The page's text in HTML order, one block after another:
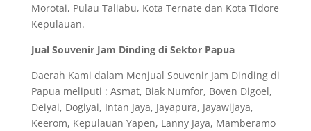
Morotai, Pulau Taliabu, Kota Ternate dan Kota Tidore
Kepulauan.
Jual Souvenir Jam Dinding di Sektor Papua
Daerah Kami dalam Menjual Souvenir Jam Dinding di
Papua meliputi : Asmat, Biak Numfor, Boven Digoel,
Deiyai, Dogiyai, Intan Jaya, Jayapura, Jayawijaya,
Keerom, Kepulauan Yapen, Lanny Jaya, Mamberamo